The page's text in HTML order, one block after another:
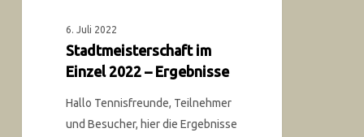
6. Juli 2022
Stadtmeisterschaft im
Einzel 2022 – Ergebnisse
Hallo Tennisfreunde, Teilnehmer
und Besucher, hier die Ergebnisse